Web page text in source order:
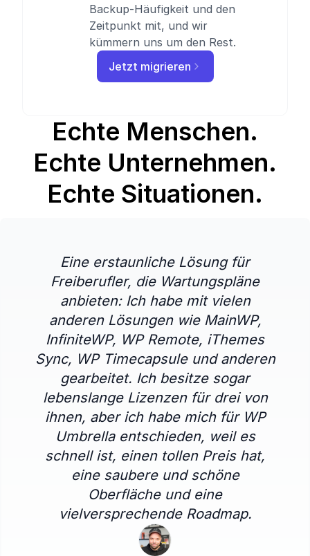
Backup-Häufigkeit und den
Zeitpunkt mit, und wir
kümmern uns um den Rest.
Jetzt migrieren
Echte Menschen.
Echte Unternehmen.
Echte Situationen.
Eine erstaunliche Lösung für
Freiberufler, die Wartungspläne
anbieten: Ich habe mit vielen
anderen Lösungen wie MainWP,
InfiniteWP, WP Remote, iThemes
Sync, WP Timecapsule und anderen
gearbeitet. Ich besitze sogar
lebenslange Lizenzen für drei von
ihnen, aber ich habe mich für WP
Umbrella entschieden, weil es
schnell ist, einen tollen Preis hat,
eine saubere und schöne
Oberfläche und eine
vielversprechende Roadmap.